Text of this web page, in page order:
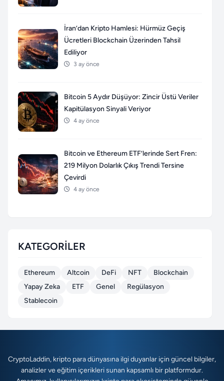
İran’dan Kripto Hamlesi: Hürmüz Geçiş
Ücretleri Blockchain Üzerinden Tahsil
Ediliyor
3 ay önce
Bitcoin 5 Aydır Düşüyor: Zincir Üstü Veriler
Kapitülasyon Sinyali Veriyor
4 ay önce
Bitcoin ve Ethereum ETF’lerinde Sert Fren:
219 Milyon Dolarlık Çıkış Trendi Tersine
Çevirdi
4 ay önce
KATEGORILER
Ethereum Altcoin DeFi NFT
Blockchain
Yapay Zeka
ETF Genel
Regülasyon
Stablecoin
CryptoLaddin, kripto para dünyasına ilgi duyanlar için güncel bilgiler,
analizler ve eğitim içerikleri sunan kapsamlı bir platformdur.